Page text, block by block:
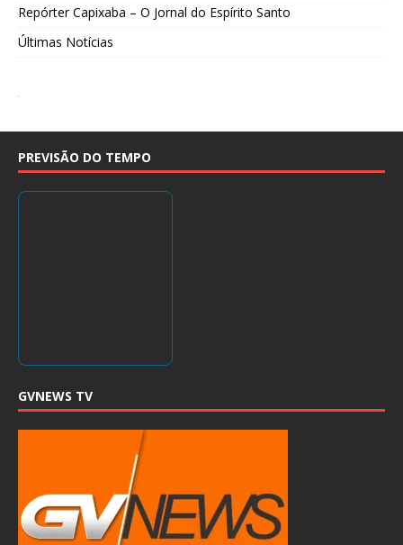
Repórter Capixaba – O Jornal do Espírito Santo
Últimas Notícias
PREVISÃO DO TEMPO
GVNEWS TV